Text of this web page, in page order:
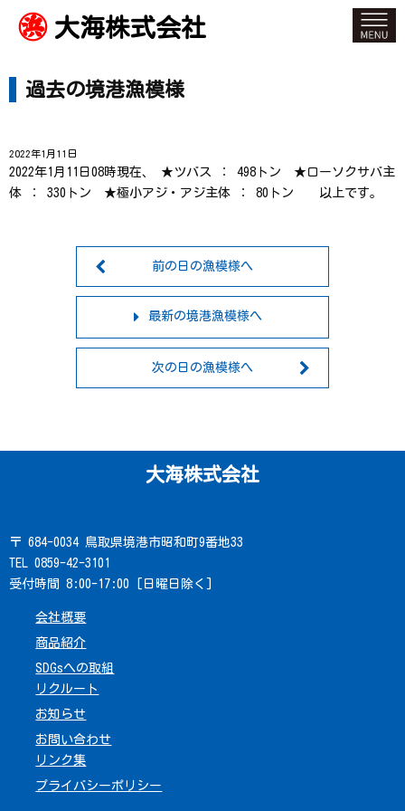
大海株式会社
過去の境港漁模様
2022年1月11日
2022年1月11日08時現在、 ★ツバス ： 498トン ★ローソクサバ主
体 ： 330トン ★極小アジ・アジ主体 ： 80トン 以上です。
前の日の漁模様へ
最新の境港漁模様へ
次の日の漁模様へ
大海株式会社
〒 684-0034 鳥取県境港市昭和町9番地33
TEL 0859-42-3101
受付時間 8:00-17:00 [日曜日除く]
会社概要
商品紹介
SDGsへの取組
リクルート
お知らせ
お問い合わせ
リンク集
プライバシーポリシー